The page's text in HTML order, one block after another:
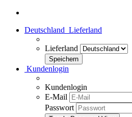
Deutschland Lieferland
Lieferland
Kundenlogin
Kundenlogin
E-Mail
Passwort